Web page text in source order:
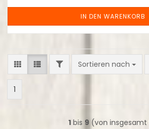
IN DEN WARENKORB
FILTERSortieren nach
Sortieren nach
1
1 bis 9 (von insgesamt